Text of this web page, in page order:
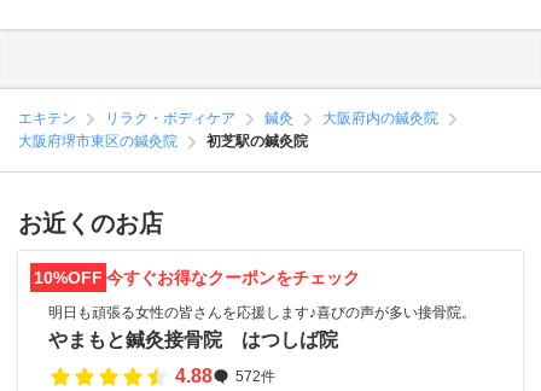
エキテン リラク・ボディケア 鍼灸
大阪府内の鍼灸院
大阪府堺市東区の鍼灸院
初芝駅の鍼灸院
お近くのお店
10%OFF 今すぐお得なクーポンをチェック
明日も頑張る女性の皆さんを応援します♪喜びの声が多い接骨院。
やまもと鍼灸接骨院 はつしば院
4.88
572件